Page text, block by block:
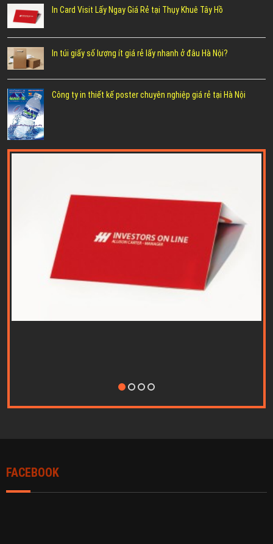
In Card Visit Lấy Ngay Giá Rẻ tại Thụy Khuê Tây Hồ
In túi giấy số lượng ít giá rẻ lấy nhanh ở đâu Hà Nội?
Công ty in thiết kế poster chuyên nghiệp giá rẻ tại Hà Nội
FACEBOOK